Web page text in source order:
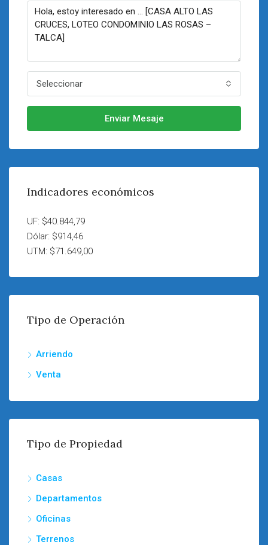
Seleccionar
Enviar Mesaje
Indicadores económicos
UF: $40.844,79
Dólar: $914,46
UTM: $71.649,00
Tipo de Operación
Arriendo
Venta
Tipo de Propiedad
Casas
Departamentos
Oficinas
Terrenos